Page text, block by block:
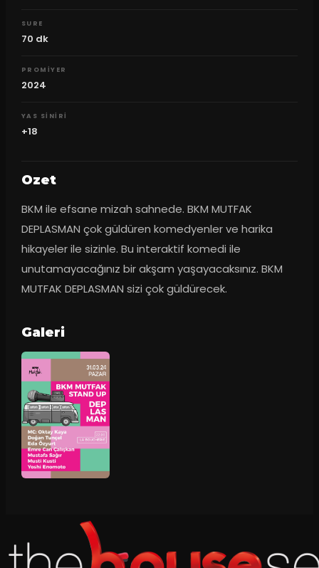
SURE
70 dk
PROMIYER
2024
YAS SINIRI
+18
Ozet
BKM ile efsane mizah sahnede. BKM MUTFAK
DEPLASMAN çok güldüren komedyenler ve harika
hikayeler ile sizinle. Bu interaktif komedi ile
unutamayacağınız bir akşam yaşayacaksınız. BKM
MUTFAK DEPLASMAN sizi çok güldürecek.
Galeri